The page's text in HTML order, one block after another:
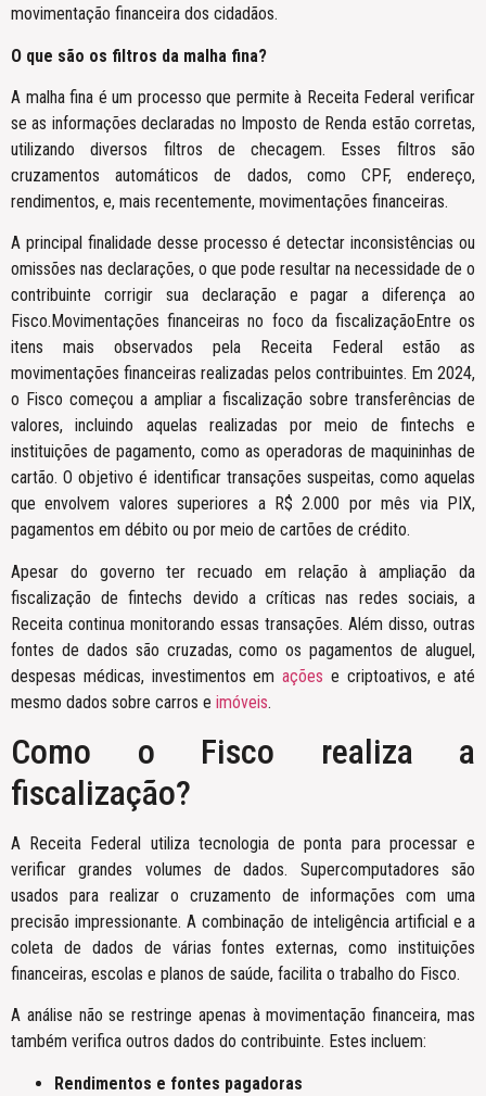
movimentação financeira dos cidadãos.
O que são os filtros da malha fina?
A malha fina é um processo que permite à Receita Federal verificar
se as informações declaradas no Imposto de Renda estão corretas,
utilizando diversos filtros de checagem. Esses filtros são
cruzamentos automáticos de dados, como CPF, endereço,
rendimentos, e, mais recentemente, movimentações financeiras.
A principal finalidade desse processo é detectar inconsistências ou
omissões nas declarações, o que pode resultar na necessidade de o
contribuinte corrigir sua declaração e pagar a diferença ao
Fisco.Movimentações financeiras no foco da fiscalizaçãoEntre os
itens mais observados pela Receita Federal estão as
movimentações financeiras realizadas pelos contribuintes. Em 2024,
o Fisco começou a ampliar a fiscalização sobre transferências de
valores, incluindo aquelas realizadas por meio de fintechs e
instituições de pagamento, como as operadoras de maquininhas de
cartão. O objetivo é identificar transações suspeitas, como aquelas
que envolvem valores superiores a R$ 2.000 por mês via PIX,
pagamentos em débito ou por meio de cartões de crédito.
Apesar do governo ter recuado em relação à ampliação da
fiscalização de fintechs devido a críticas nas redes sociais, a
Receita continua monitorando essas transações. Além disso, outras
fontes de dados são cruzadas, como os pagamentos de aluguel,
despesas médicas, investimentos em ações e criptoativos, e até
mesmo dados sobre carros e imóveis.
Como o Fisco realiza a
fiscalização?
A Receita Federal utiliza tecnologia de ponta para processar e
verificar grandes volumes de dados. Supercomputadores são
usados para realizar o cruzamento de informações com uma
precisão impressionante. A combinação de inteligência artificial e a
coleta de dados de várias fontes externas, como instituições
financeiras, escolas e planos de saúde, facilita o trabalho do Fisco.
A análise não se restringe apenas à movimentação financeira, mas
também verifica outros dados do contribuinte. Estes incluem:
Rendimentos e fontes pagadoras